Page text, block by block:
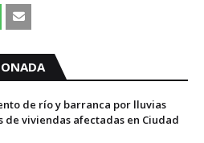
de río y barranca por lluvias
de viviendas afectadas en Ciudad